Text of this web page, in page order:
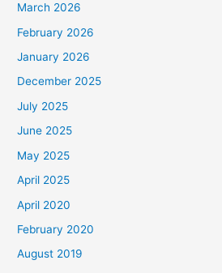
o
r
i
March 2026
February 2026
January 2026
December 2025
July 2025
June 2025
May 2025
April 2025
April 2020
February 2020
August 2019